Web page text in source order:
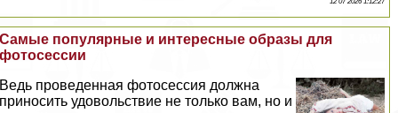
Самые популярные и интересные образы для
фотосессии
Ведь проведенная фотосессия должна
приносить удовольствие не только вам, но и